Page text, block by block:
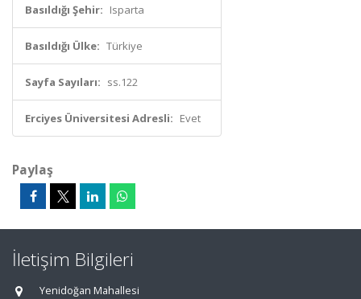
Basıldığı Şehir: Isparta
Basıldığı Ülke: Türkiye
Sayfa Sayıları: ss.122
Erciyes Üniversitesi Adresli: Evet
Paylaş
İletişim Bilgileri
Yenidoğan Mahallesi